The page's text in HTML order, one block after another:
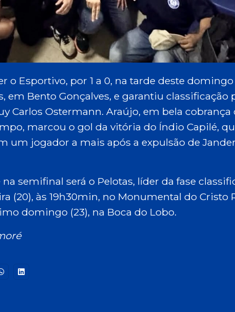
o Esportivo, por 1 a 0, na tarde deste domingo
em Bento Gonçalves, e garantiu classificação
Carlos Ostermann. Araújo, em bela cobrança
marcou o gol da vitória do Índio Capilé,
um jogador a mais após a expulsão de
semifinal será o Pelotas, líder da fase
(20), às 19h30min, no Monumental do Cristo
domingo (23), na Boca do Lobo.